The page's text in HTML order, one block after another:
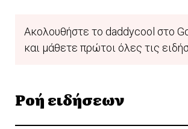
Ακολουθήστε το daddycool στο
και μάθετε πρώτοι όλες τις
Ροή ειδήσεων